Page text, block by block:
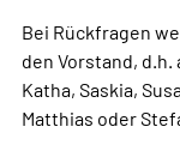
Bei Rückfragen
den Vorstand, d.h.
Katha, Saskia,
Matthias oder